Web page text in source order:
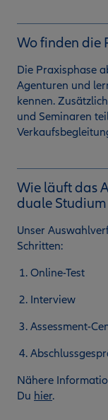
Wo finden die
Die Praxisphase
Agenturen und
kennen.
und Seminaren
Wie läuft das
duale
Unser
Schritten:
Online-Test
Interview
Assessment-
Nähere
Du hier.